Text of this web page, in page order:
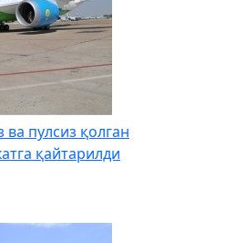
пулсиз қолган
қайтарилди